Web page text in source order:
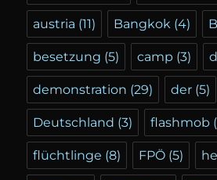
austria (11) Bangkok (4)
besetzung (5) camp (3)
demonstration (29) der (5)
Deutschland (3) flashmob
flüchtlinge (8) FPÖ (5)